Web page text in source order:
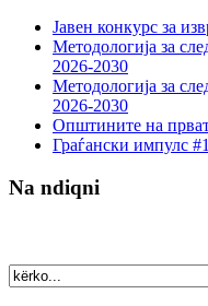
Јавен конкурс за
Методологија за
2026-2030
Методологија за
2026-2030
Општините на
Граѓански импулс
Na ndiqni